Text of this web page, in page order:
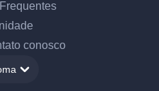
conosco